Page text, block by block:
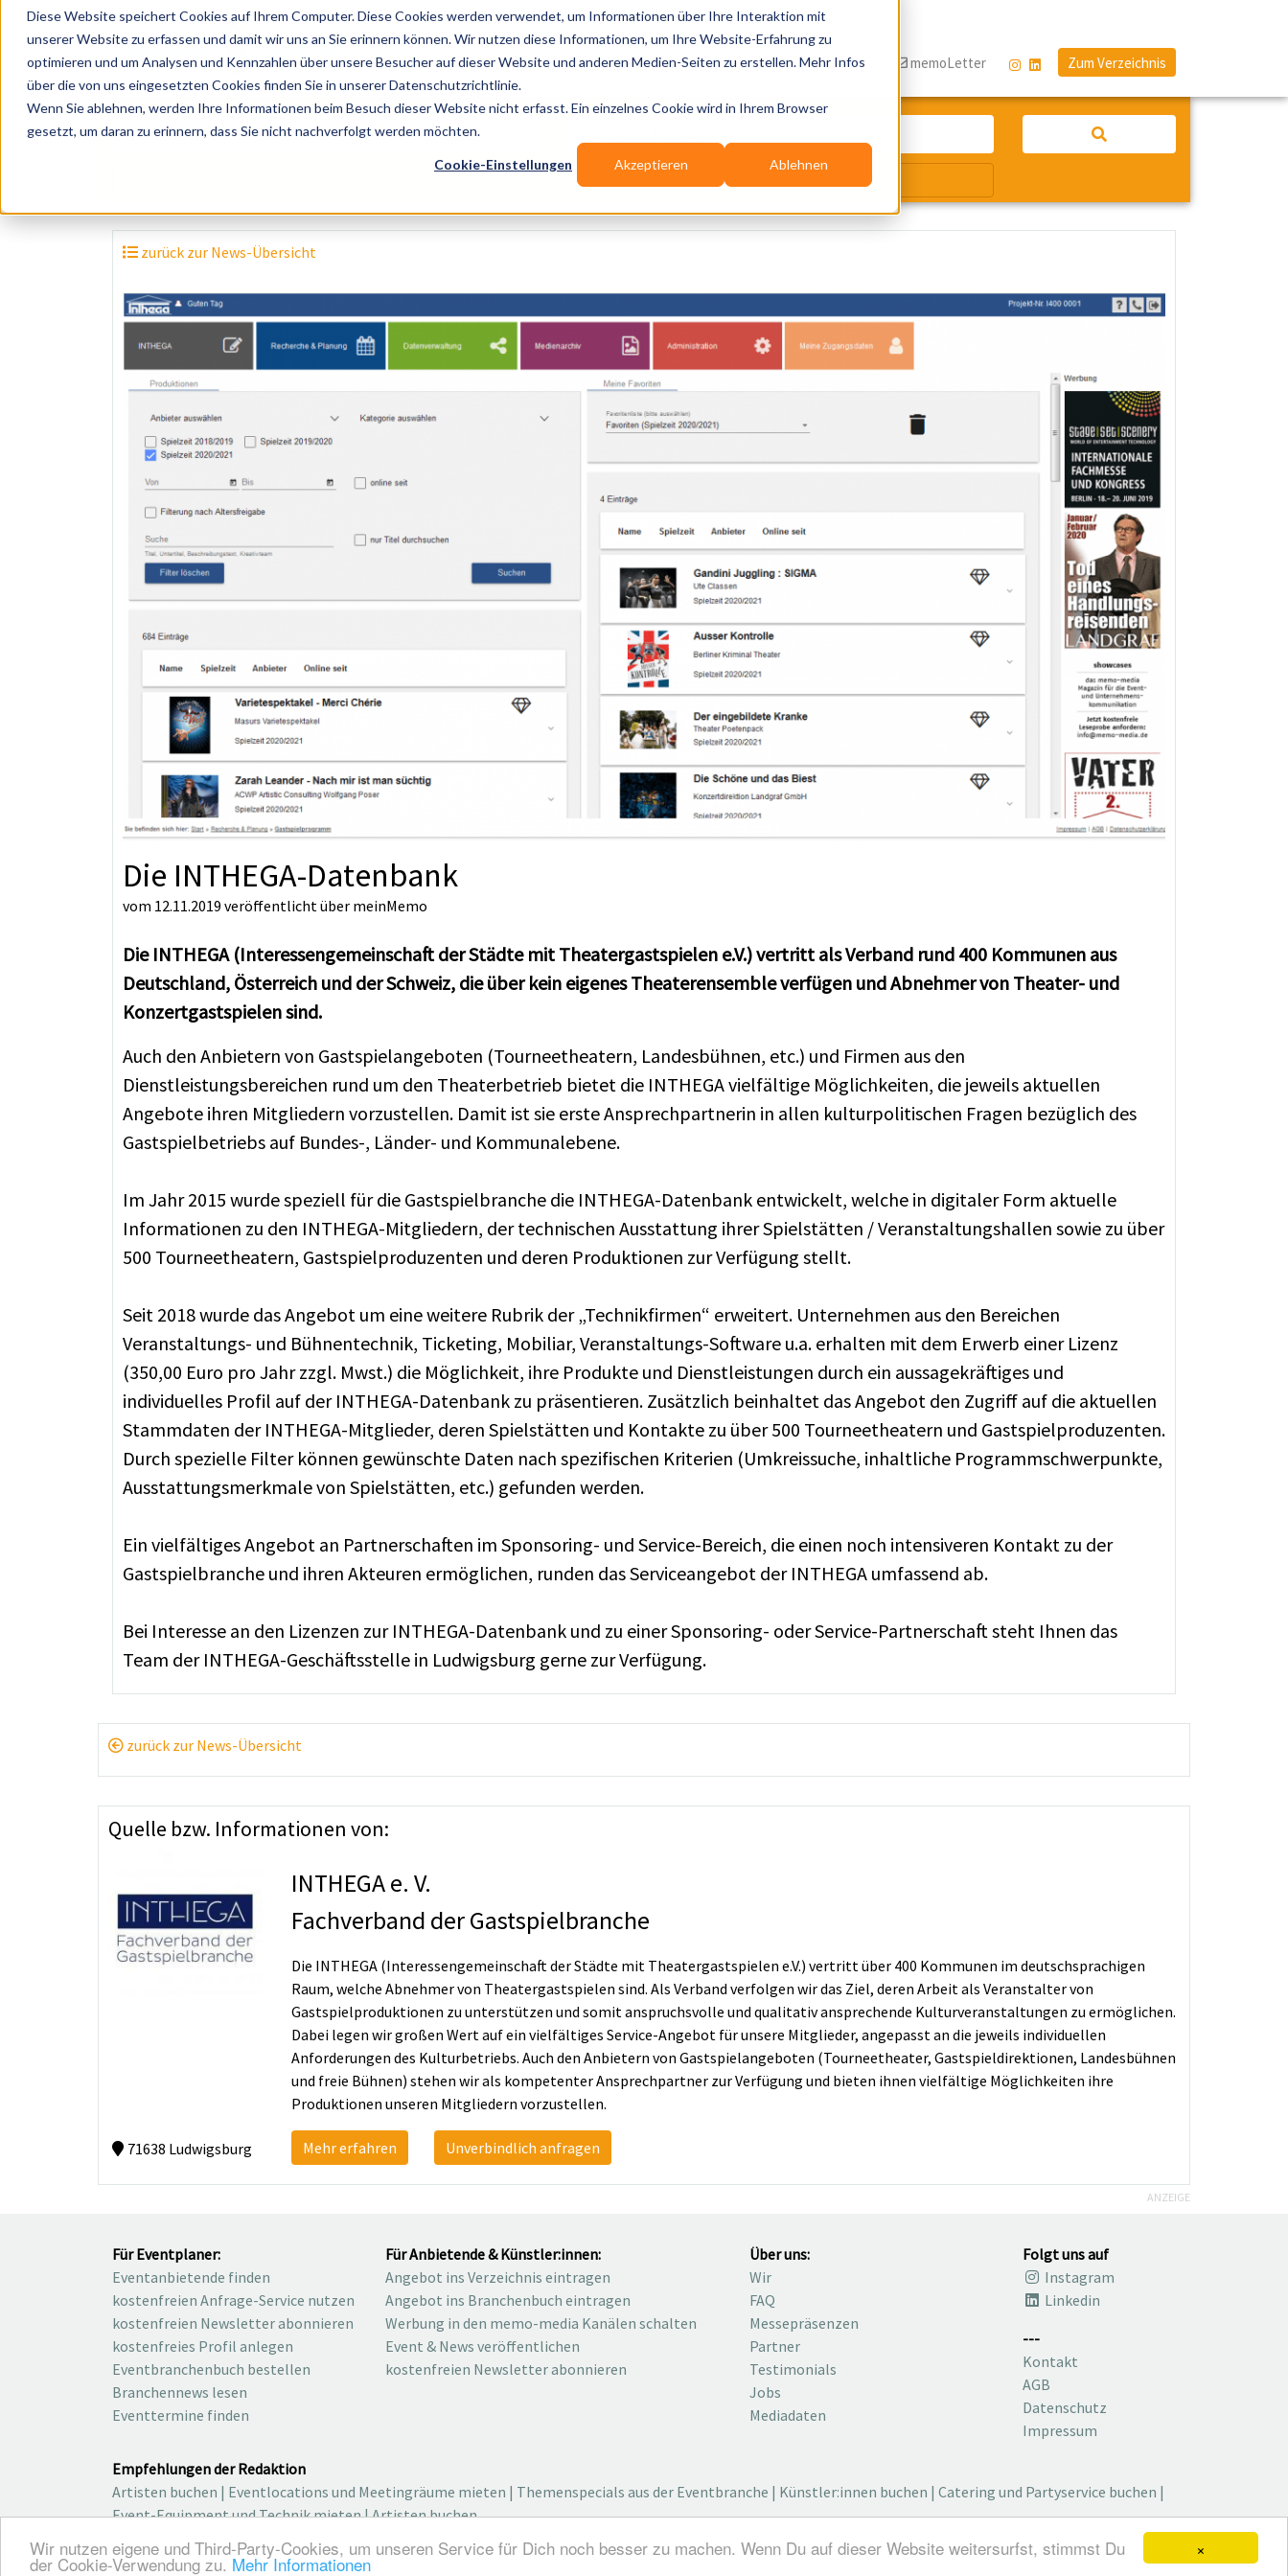
×
Wir nutzen eigene und Third-Party-Cookies, um unseren Service für Dich noch besser zu machen. Wenn Du auf dieser Website weitersurfst, stimmst Du
der Cookie-Verwendung zu. Mehr Informationen
Diese Website speichert Cookies auf Ihrem Computer. Diese Cookies werden verwendet, um Informationen über Ihre Interaktion mit
unserer Website zu erfassen und damit wir uns an Sie erinnern können. Wir nutzen diese Informationen, um Ihre Website-Erfahrung zu
optimieren und um Analysen und Kennzahlen über unsere Besucher auf dieser Website und anderen Medien-Seiten zu erstellen. Mehr Infos
über die von uns eingesetzten Cookies finden Sie in unserer Datenschutzrichtlinie.
Wenn Sie ablehnen, werden Ihre Informationen beim Besuch dieser Website nicht erfasst. Ein einzelnes Cookie wird in Ihrem Browser
gesetzt, um daran zu erinnern, dass Sie nicht nachverfolgt werden möchten.
Cookie-Einstellungen Akzeptieren Ablehnen
zurück zur News-Übersicht
Die INTHEGA-Datenbank
vom 12.11.2019 veröffentlicht über meinMemo
Die INTHEGA (Interessengemeinschaft der Städte mit Theatergastspielen e.V.) vertritt als Verband rund 400 Kommunen aus
Deutschland, Österreich und der Schweiz, die über kein eigenes Theaterensemble verfügen und Abnehmer von Theater- und
Konzertgastspielen sind.
Auch den Anbietern von Gastspielangeboten (Tourneetheatern, Landesbühnen, etc.) und Firmen aus den
Dienstleistungsbereichen rund um den Theaterbetrieb bietet die INTHEGA vielfältige Möglichkeiten, die jeweils aktuellen
Angebote ihren Mitgliedern vorzustellen. Damit ist sie erste Ansprechpartnerin in allen kulturpolitischen Fragen bezüglich des
Gastspielbetriebs auf Bundes-, Länder- und Kommunalebene.
Im Jahr 2015 wurde speziell für die Gastspielbranche die INTHEGA-Datenbank entwickelt, welche in digitaler Form aktuelle
Informationen zu den INTHEGA-Mitgliedern, der technischen Ausstattung ihrer Spielstätten / Veranstaltungshallen sowie zu über
500 Tourneetheatern, Gastspielproduzenten und deren Produktionen zur Verfügung stellt.
Seit 2018 wurde das Angebot um eine weitere Rubrik der „Technikfirmen“ erweitert. Unternehmen aus den Bereichen
Veranstaltungs- und Bühnentechnik, Ticketing, Mobiliar, Veranstaltungs-Software u.a. erhalten mit dem Erwerb einer Lizenz
(350,00 Euro pro Jahr zzgl. Mwst.) die Möglichkeit, ihre Produkte und Dienstleistungen durch ein aussagekräftiges und
individuelles Profil auf der INTHEGA-Datenbank zu präsentieren. Zusätzlich beinhaltet das Angebot den Zugriff auf die aktuellen
Stammdaten der INTHEGA-Mitglieder, deren Spielstätten und Kontakte zu über 500 Tourneetheatern und Gastspielproduzenten.
Durch spezielle Filter können gewünschte Daten nach spezifischen Kriterien (Umkreissuche, inhaltliche Programmschwerpunkte,
Ausstattungsmerkmale von Spielstätten, etc.) gefunden werden.
Ein vielfältiges Angebot an Partnerschaften im Sponsoring- und Service-Bereich, die einen noch intensiveren Kontakt zu der
Gastspielbranche und ihren Akteuren ermöglichen, runden das Serviceangebot der INTHEGA umfassend ab.
Bei Interesse an den Lizenzen zur INTHEGA-Datenbank und zu einer Sponsoring- oder Service-Partnerschaft steht Ihnen das
Team der INTHEGA-Geschäftsstelle in Ludwigsburg gerne zur Verfügung.
zurück zur News-Übersicht
Quelle bzw. Informationen von:
71638 Ludwigsburg
INTHEGA e. V.
Fachverband der Gastspielbranche
Die INTHEGA (Interessengemeinschaft der Städte mit Theatergastspielen e.V.) vertritt über 400 Kommunen im deutschsprachigen
Raum, welche Abnehmer von Theatergastspielen sind. Als Verband verfolgen wir das Ziel, deren Arbeit als Veranstalter von
Gastspielproduktionen zu unterstützen und somit anspruchsvolle und qualitativ ansprechende Kulturveranstaltungen zu ermöglichen.
Dabei legen wir großen Wert auf ein vielfältiges Service-Angebot für unsere Mitglieder, angepasst an die jeweils individuellen
Anforderungen des Kulturbetriebs. Auch den Anbietern von Gastspielangeboten (Tourneetheater, Gastspieldirektionen, Landesbühnen
und freie Bühnen) stehen wir als kompetenter Ansprechpartner zur Verfügung und bieten ihnen vielfältige Möglichkeiten ihre
Produktionen unseren Mitgliedern vorzustellen.
Mehr erfahren Unverbindlich anfragen
Publikationen Branchen-Infos Services Blog memoLetter Zum Verzeichnis
Künstler, Zelte, Bands, Catering, ...
Wir suchen für Dich
ANZEIGE
Für Eventplaner:
Eventanbietende finden
kostenfreien Anfrage-Service nutzen
kostenfreien Newsletter abonnieren
kostenfreies Profil anlegen
Eventbranchenbuch bestellen
Branchennews lesen
Eventtermine finden
Für Anbietende & Künstler:innen:
Angebot ins Verzeichnis eintragen
Angebot ins Branchenbuch eintragen
Werbung in den memo-media Kanälen schalten
Event & News veröffentlichen
kostenfreien Newsletter abonnieren
Über uns:
Wir
FAQ
Messepräsenzen
Partner
Testimonials
Jobs
Mediadaten
Folgt uns auf
Instagram
Linkedin
---
Kontakt
AGB
Datenschutz
Impressum
Empfehlungen der Redaktion
Artisten buchen | Eventlocations und Meetingräume mieten | Themenspecials aus der Eventbranche | Künstler:innen buchen | Catering und Partyservice buchen |
Event-Equipment und Technik mieten|Artisten buchen
© 2026 elbgoods GmbH / We connect the event industry / Medienvielfalt für die Eventplanung / Eventbranchenbuch, Blog, Magazin und mehr